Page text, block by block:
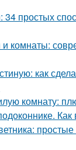
простых
комнаты:
как
комнату:
Как